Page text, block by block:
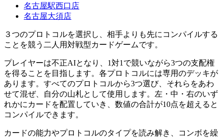
名古屋駅西口店
名古屋大須店
３つのプロトコルを選択し、相手よりも先にコンパイルする
ことを競う二人用対戦型カードゲームです。
プレイヤーは不正AIとなり、1対1で競いながら3つの支配権
を得ることを目指します。各プロトコルには専用のデッキが
あります。すべてのプロトコルから3つ選び、それらをあわ
せて混ぜ、自分の山札として使用します。左・中・右のいず
れかにカードを配置していき、数値の合計が10点を超えると
コンパイルできます。
カードの能力やプロトコルのタイプを読み解き、コンボを繰